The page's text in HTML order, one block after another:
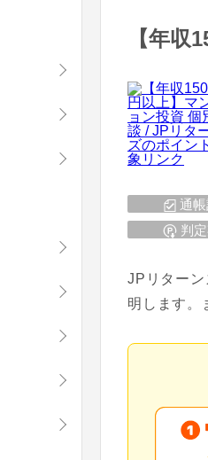
【年
通
判
JPリター
明します。